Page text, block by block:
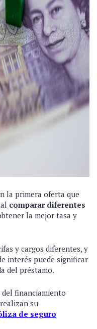
la primera oferta que
comparar diferentes
la mejor tasa y
y cargos diferentes, y
interés puede significar
del préstamo.
financiamiento
su
de seguro